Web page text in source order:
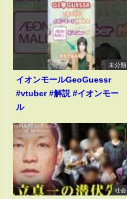
未分類
イオンモールGeoGuessr
#vtuber #解説 #イオンモー
ル
社会